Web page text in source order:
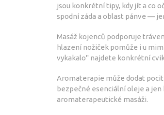
jsou konkrétní tipy, kdy jít a co
spodní záda a oblast pánve —
Masáž kojenců podporuje
hlazení nožiček pomůže i u
vykakalo" najdete konkrétní
Aromaterapie může dodat
bezpečné esenciální oleje a
aromaterapeutické masáži.